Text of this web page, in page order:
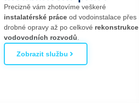
Precizně vám zhotovíme veškeré
instalatérské práce od vodoinstalace přes
drobné opravy až po celkové rekonstrukce
vodovodních rozvodů.
Zobrazit službu